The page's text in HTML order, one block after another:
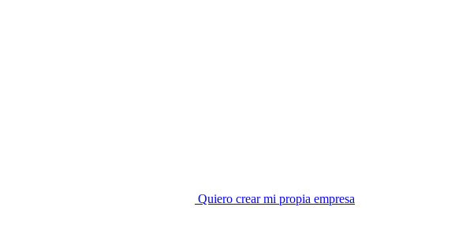
Quiero crear mi propia empresa